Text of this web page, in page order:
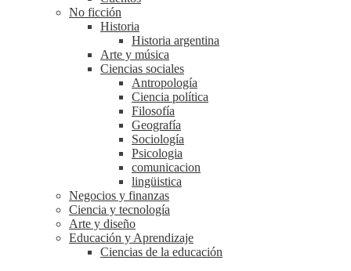
No ficción
Historia
Historia argentina
Arte y música
Ciencias sociales
Antropología
Ciencia política
Filosofía
Geografía
Sociología
Psicologia
comunicacion
lingüistica
Negocios y finanzas
Ciencia y tecnología
Arte y diseño
Educación y Aprendizaje
Ciencias de la educación